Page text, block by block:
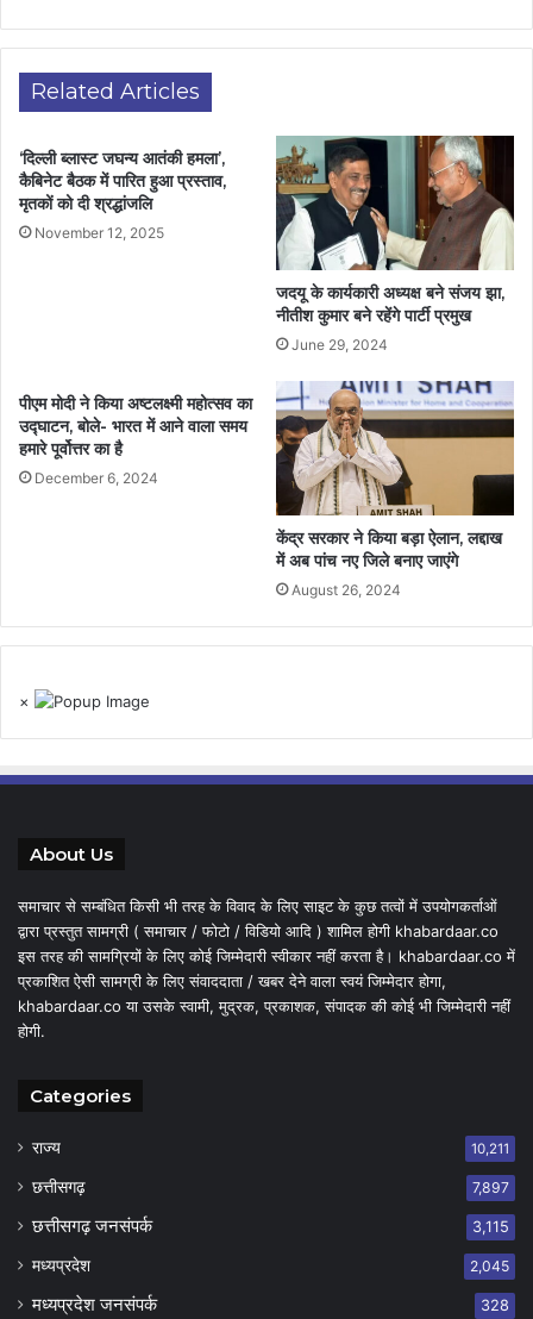
Related Articles
‘दिल्ली ब्लास्ट जघन्य आतंकी हमला’,
कैबिनेट बैठक में पारित हुआ प्रस्ताव,
मृतकों को दी श्रद्धांजलि
November 12, 2025
जदयू के कार्यकारी अध्यक्ष बने संजय झा,
नीतीश कुमार बने रहेंगे पार्टी प्रमुख
June 29, 2024
पीएम मोदी ने किया अष्टलक्ष्मी महोत्सव का
उद्घाटन, बोले- भारत में आने वाला समय
हमारे पूर्वोत्तर का है
December 6, 2024
केंद्र सरकार ने किया बड़ा ऐलान, लद्दाख
में अब पांच नए जिले बनाए जाएंगे
August 26, 2024
×
About Us
समाचार से सम्बंधित किसी भी तरह के विवाद के लिए साइट के कुछ तत्वों में उपयोगकर्ताओं
द्वारा प्रस्तुत सामग्री ( समाचार / फोटो / विडियो आदि ) शामिल होगी khabardaar.co
इस तरह की सामग्रियों के लिए कोई जिम्मेदारी स्वीकार नहीं करता है। khabardaar.co में
प्रकाशित ऐसी सामग्री के लिए संवाददाता / खबर देने वाला स्वयं जिम्मेदार होगा,
khabardaar.co या उसके स्वामी, मुद्रक, प्रकाशक, संपादक की कोई भी जिम्मेदारी नहीं
होगी.
Categories
राज्य 10,211
छत्तीसगढ़ 7,897
छत्तीसगढ़ जनसंपर्क 3,115
मध्यप्रदेश 2,045
मध्यप्रदेश जनसंपर्क 328